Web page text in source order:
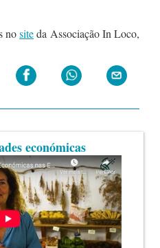
nositeda Associação In Loco,
económicas